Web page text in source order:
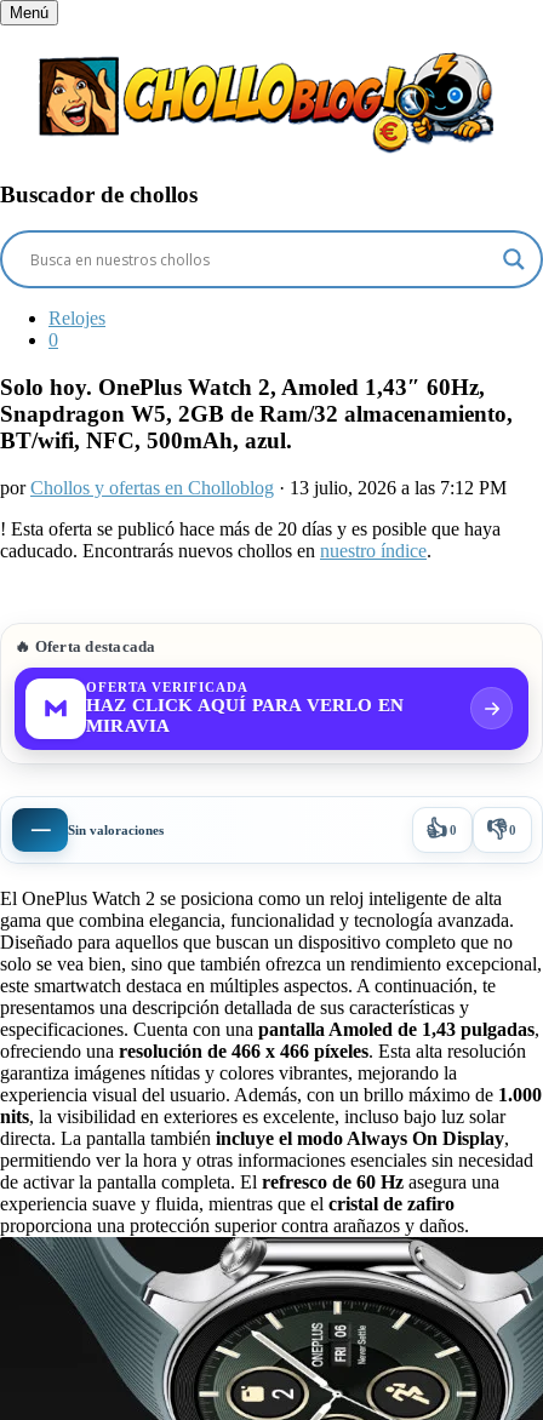
Menú
Buscador de chollos
Relojes
0
Solo hoy. OnePlus Watch 2, Amoled 1,43″ 60Hz,
Snapdragon W5, 2GB de Ram/32 almacenamiento,
BT/wifi, NFC, 500mAh, azul.
porChollos y ofertas en Cholloblog · 13 julio, 2026 a las 7:12 PM
! Esta oferta se publicó hace más de 20 días y es posible que haya
caducado. Encontrarás nuevos chollos en nuestro índice.
🔥 Oferta destacada
OFERTA VERIFICADA
HAZ CLICK AQUÍ PARA VERLO EN
MIRAVIA
— Sin valoraciones 👍0 👎0
El OnePlus Watch 2 se posiciona como un reloj inteligente de alta
gama que combina elegancia, funcionalidad y tecnología avanzada.
Diseñado para aquellos que buscan un dispositivo completo que no
solo se vea bien, sino que también ofrezca un rendimiento excepcional,
este smartwatch destaca en múltiples aspectos. A continuación, te
presentamos una descripción detallada de sus características y
especificaciones. Cuenta con una pantalla Amoled de 1,43 pulgadas,
ofreciendo una resolución de 466 x 466 píxeles. Esta alta resolución
garantiza imágenes nítidas y colores vibrantes, mejorando la
experiencia visual del usuario. Además, con un brillo máximo de 1.000
nits, la visibilidad en exteriores es excelente, incluso bajo luz solar
directa. La pantalla también incluye el modo Always On Display,
permitiendo ver la hora y otras informaciones esenciales sin necesidad
de activar la pantalla completa. El refresco de 60 Hz asegura una
experiencia suave y fluida, mientras que el cristal de zafiro
proporciona una protección superior contra arañazos y daños.